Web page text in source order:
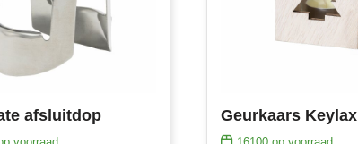
afsluitdop Geurkaars Keylax